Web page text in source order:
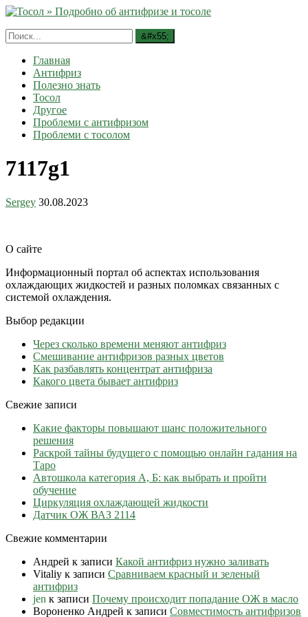
Главная
Антифриз
Полезно знать
Тосол
Другое
Проблеми с антифризом
Проблеми с тосолом
7117g1
Sergey 30.08.2023
О сайте
Информационный портал об аспектах использования
охлаждающих жидкостей и разных поломках связанных с
системой охлаждения.
Выбор редакции
Через сколько времени меняют антифриз
Cмешивание антифризов разных цветов
Как разбавлять концентрат антифриза
Какого цвета бывает антифриз
Свежие записи
Какие факторы повышают шанс положительного
решения
Раскрой тайны будущего с помощью онлайн гадания на
Таро
Автошкола категория А, Б: как выбрать и пройти
обучение
Циркуляция охлаждающей жидкости
Датчик ОЖ ВАЗ 2114
Свежие комментарии
Андрей к записи Какой антифриз нужно заливать
Vitaliy к записи Сравниваем красный и зеленый
антифриз
jen к записи Почему происходит попадание ОЖ в масло
Вороненко Андрей к записи Совместимость антифризов